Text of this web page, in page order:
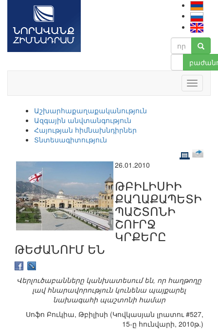
Աշխարհաքաղաքականություն
Ազգային անվտանգություն
Հայության հիմնախնդիրներ
Տնտեսագիտություն
26.01.2010
ԹԲԻԼԻՍԻԻ
ՔԱՂԱՔԱՊԵՏԻ
ՊԱՇՏՈՆԻ
ՇՈՒՐՋ
ԿՐՔԵՐԸ
ԹԵԺԱՆՈՒՄ ԵՆ
Վերլուծաբանները կանխատեսում են, որ հաղթողը
լավ հնարավորություն կունենա պայքարել
նախագահի պաշտոնի համար
Սոֆո Բուկիա, Թբիլիսի (Կովկասյան լրատու #527,
15-ը հունվարի, 2010թ.)